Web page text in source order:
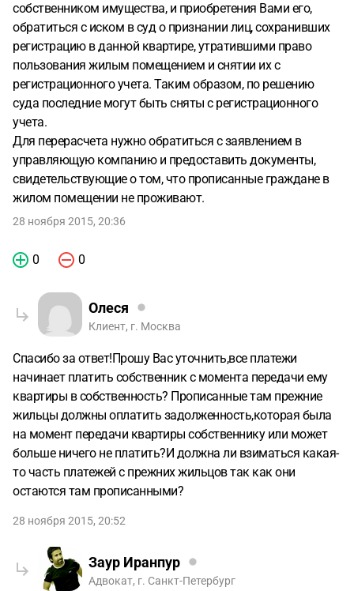
собственником имущества, и приобретения Вами его,
обратиться с иском в суд о признании лиц, сохранивших
регистрацию в данной квартире, утратившими право
пользования жилым помещением и снятии их с
регистрационного учета. Таким образом, по решению
суда последние могут быть сняты с регистрационного
учета.
Для перерасчета нужно обратиться с заявлением в
управляющую компанию и предоставить документы,
свидетельствующие о том, что прописанные граждане в
жилом помещении не проживают.
28 ноября 2015, 20:36
0 0
Олеся
Клиент, г. Москва
Спасибо за ответ!Прошу Вас уточнить,все платежи
начинает платить собственник с момента передачи ему
квартиры в собственность? Прописанные там прежние
жильцы должны оплатить задолженность,которая была
на момент передачи квартиры собственнику или может
больше ничего не платить?И должна ли взиматься какая-
то часть платежей с прежних жильцов так как они
остаются там прописанными?
28 ноября 2015, 20:52
Заур Иранпур
Адвокат, г. Санкт-Петербург